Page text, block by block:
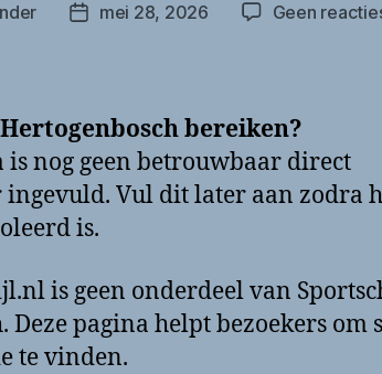
Berichtdatum
mei 28, 2026 Geen
bereiken?
is nog geen betrouwbaar direct
Vul dit later aan zodra
is.
is geen onderdeel van
Deze pagina helpt bezoekers om
te vinden.